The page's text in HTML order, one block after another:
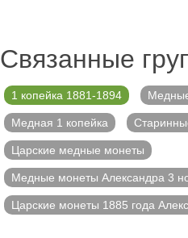
Связанные
1 копейка 1881-1894
Медная 1 копейка
Царские медные монеты
Медные монеты Александра 3
Царские монеты 1885 года